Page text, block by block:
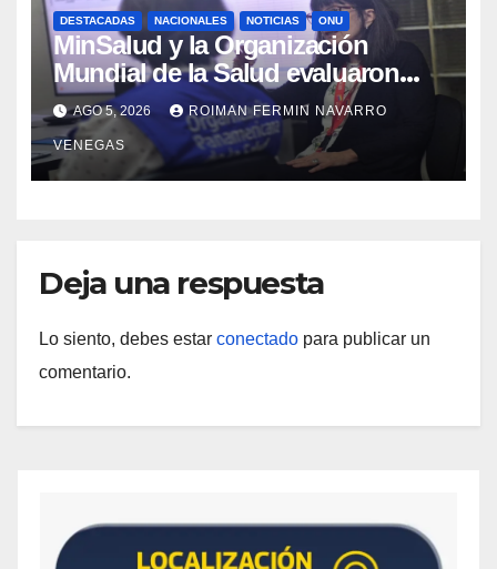
DESTACADAS NACIONALES NOTICIAS ONU
MinSalud y la Organización
Mundial de la Salud evaluaron
propuesta técnica integral en
materia de agua saneamiento e
higiene ante contingencia sísmica
AGO 5, 2026 ROIMAN FERMIN NAVARRO
VENEGAS
Deja una respuesta
Lo siento, debes estar conectado para publicar un
comentario.